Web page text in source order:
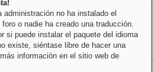
administración no ha instalado el
o nadie ha creado una traducción.
si puede instalar el paquete del idioma
existe, siéntase libre de hacer una
información en el sitio web de